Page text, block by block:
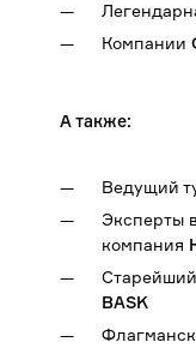
Компании
А также:
Ведущий
Эксперты
компания
BASK